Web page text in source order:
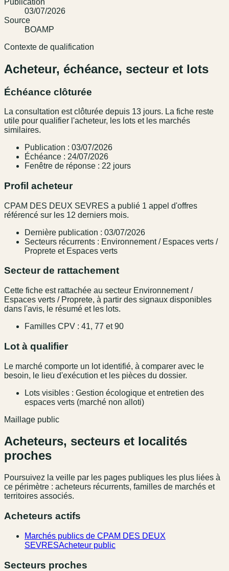
03/07/2026
Source
BOAMP
Contexte de qualification
Acheteur, échéance, secteur et lots
Échéance clôturée
La consultation est clôturée depuis 13 jours. La fiche reste
utile pour qualifier l'acheteur, les lots et les marchés
similaires.
Publication : 03/07/2026
Échéance : 24/07/2026
Fenêtre de réponse : 22 jours
Profil acheteur
CPAM DES DEUX SEVRES a publié 1 appel d'offres
référencé sur les 12 derniers mois.
Dernière publication : 03/07/2026
Secteurs récurrents : Environnement / Espaces verts /
Proprete et Espaces verts
Secteur de rattachement
Cette fiche est rattachée au secteur Environnement /
Espaces verts / Proprete, à partir des signaux disponibles
dans l'avis, le résumé et les lots.
Familles CPV : 41, 77 et 90
Lot à qualifier
Le marché comporte un lot identifié, à comparer avec le
besoin, le lieu d'exécution et les pièces du dossier.
Lots visibles : Gestion écologique et entretien des
espaces verts (marché non alloti)
Maillage public
Acheteurs, secteurs et localités
proches
Poursuivez la veille par les pages publiques les plus liées à
ce périmètre : acheteurs récurrents, familles de marchés et
territoires associés.
Acheteurs actifs
Marchés publics de CPAM DES DEUX
SEVRESAcheteur public
Secteurs proches